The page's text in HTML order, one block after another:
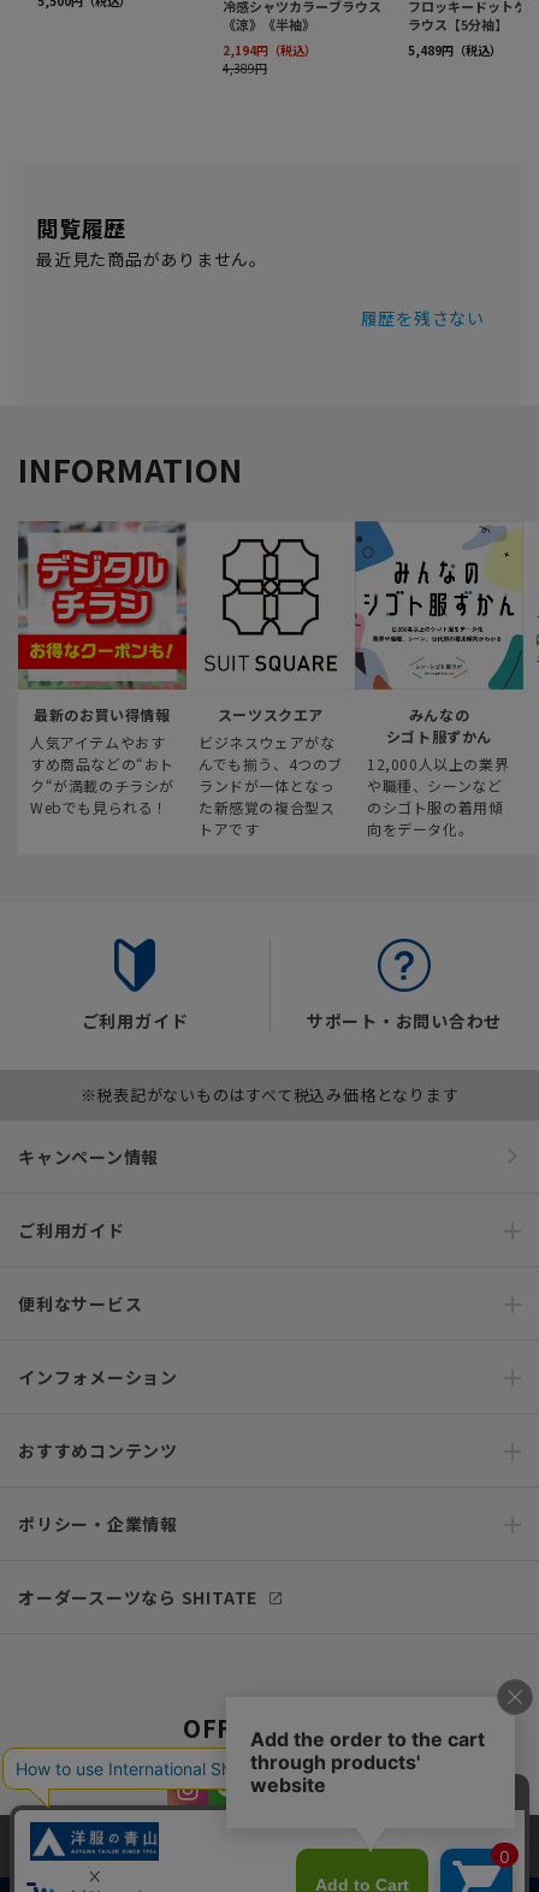
閲覧履歴
最近見た商品がありません。
履歴を残さない
INFORMATION
最新のお買い得情報
人気アイテムやおす
すめ商品などの“おト
ク“が満載のチラシが
Webでも見られる！
スーツスクエア
ビジネスウェアがな
んでも揃う、4つのブ
ランドが一体となっ
た新感覚の複合型ス
トアです
みんなの
シゴト服ずかん
12,000人以上の業界
や職種、シーンなど
のシゴト服の着用傾
向をデータ化。
ご利用ガイド サポート・お問い合わせ
※税表記がないものはすべて税込み価格となります
キャンペーン情報
ご利用ガイド
便利なサービス
インフォメーション
おすすめコンテンツ
ポリシー・企業情報
オーダースーツなら SHITATE
OFFICIAL SNS
当サイトでは、快適な閲覧体験とコンテンツ改善のためにCookieを使用